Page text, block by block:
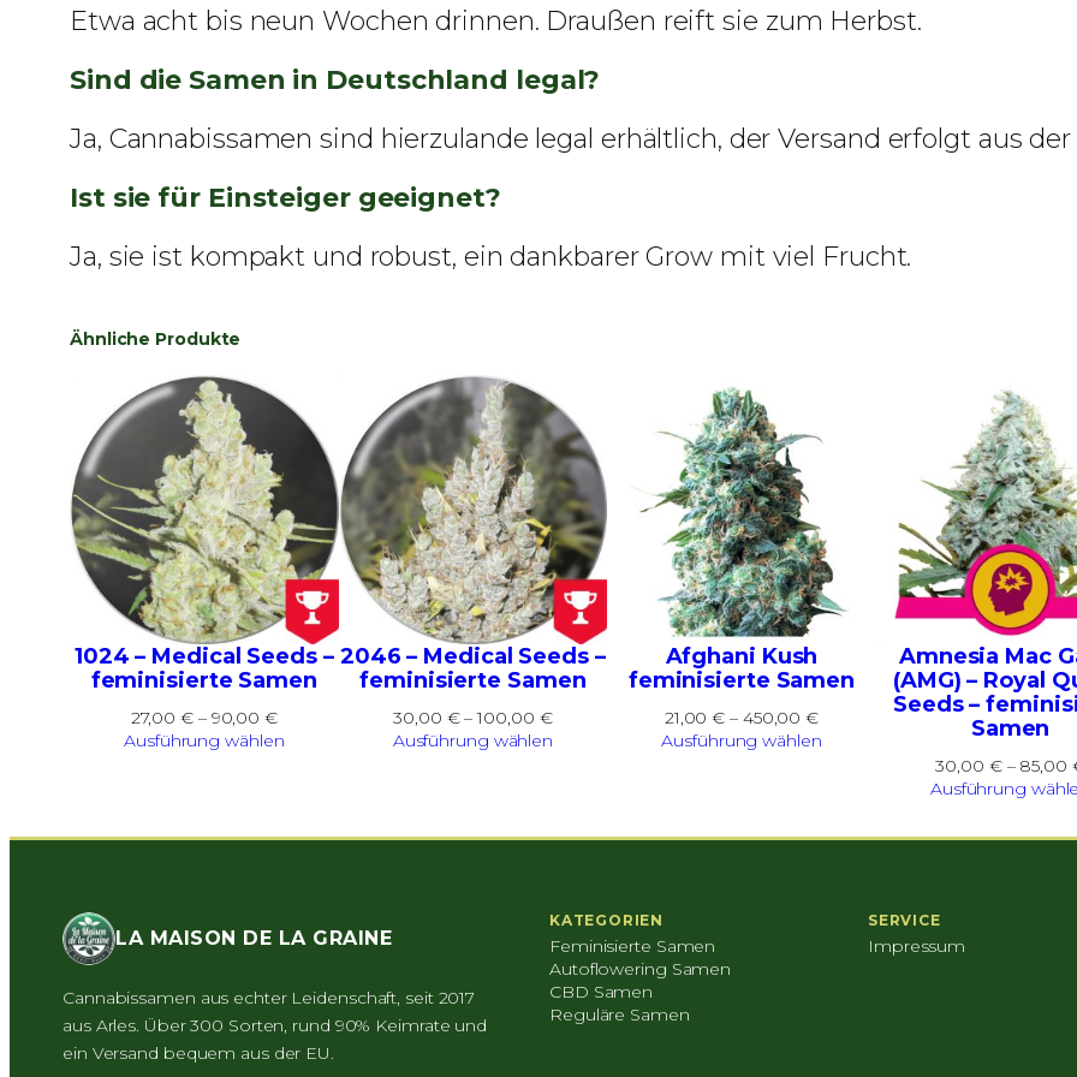
Etwa acht bis neun Wochen drinnen. Draußen reift sie zum Herbst.
Sind die Samen in Deutschland legal?
Ja, Cannabissamen sind hierzulande legal erhältlich, der Versand erfolgt aus der
Ist sie für Einsteiger geeignet?
Ja, sie ist kompakt und robust, ein dankbarer Grow mit viel Frucht.
Ähnliche Produkte
1024 – Medical Seeds –
feminisierte Samen
27,00€ – 90,00€Preisspanne:
27,00 €
Ausführung wählen
2046 – Medical Seeds –
feminisierte Samen
30,00 € –100,00 €Preisspanne:
30,00 €
Ausführung wählen
Afghani Kush
feminisierte Samen
21,00€ – 450,00€Preisspanne:
21,00 €
Ausführung wählen
Amnesia Mac
(AMG) – Royal
Seeds –
Samen
30,00 € – 85,00
Ausführung
LA MAISON DE LA GRAINE
Cannabissamen aus echter Leidenschaft, seit 2017
aus Arles. Über 300 Sorten, rund 90% Keimrate und
ein Versand bequem aus der EU.
KATEGORIEN
Feminisierte Samen
Autoflowering Samen
CBD Samen
Reguläre Samen
SERVICE
Impressum